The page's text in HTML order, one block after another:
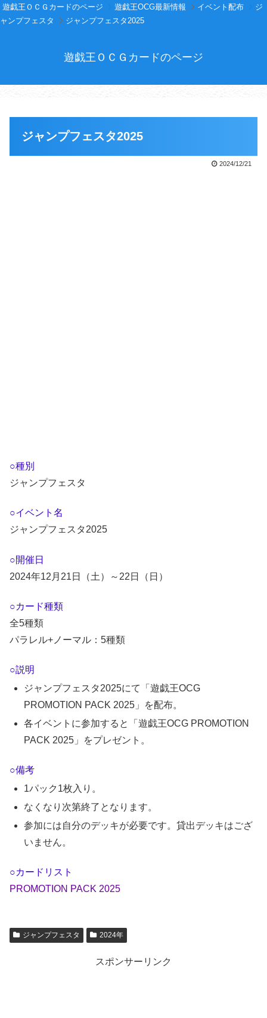
遊戯王ＯＣＧカードのページ 遊戯王OCG最新情報 イベント配布
ジ
ャンプフェスタ
ジャンプフェスタ2025
遊戯王ＯＣＧカードのページ
ジャンプフェスタ2025
2024/12/21
○種別
ジャンプフェスタ
○イベント名
ジャンプフェスタ2025
○開催日
2024年12月21日（土）～22日（日）
○カード種類
全5種類
パラレル+ノーマル：5種類
○説明
ジャンプフェスタ2025にて「遊戯王OCG
PROMOTION PACK 2025」を配布。
各イベントに参加すると「遊戯王OCG PROMOTION
PACK 2025」をプレゼント。
○備考
1パック1枚入り。
なくなり次第終了となります。
参加には自分のデッキが必要です。貸出デッキはござ
いません。
○カードリスト
PROMOTION PACK 2025
ジャンプフェスタ 2024年
スポンサーリンク